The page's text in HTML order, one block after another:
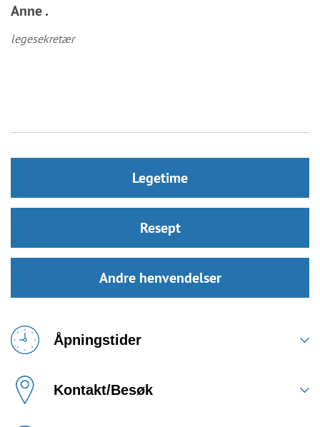
Legetime
Resept
Andre henvendelser
Åpningstider
Kontakt/Besøk
Anne .
legesekretær